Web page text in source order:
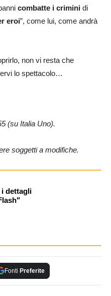
combatte i crimini di
eroi”, come lui, come andrà
non vi resta che
lo spettacolo…
(su Italia Uno).
soggetti a modifiche.
dettagli
Fonti Preferite